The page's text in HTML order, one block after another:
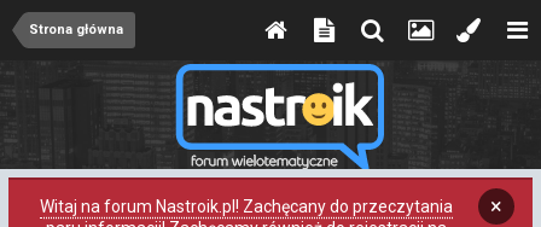
Strona główna
Witaj na forum Nastroik.pl! Zachęcany do przeczytania
×